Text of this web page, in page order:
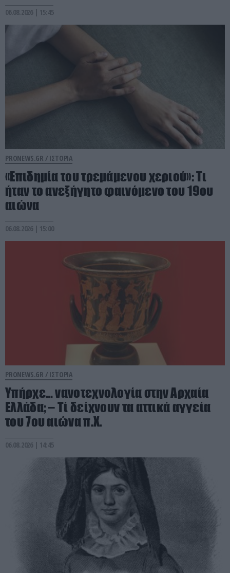
06.08.2026 | 15:45
PRONEWS.GR / ΙΣΤΟΡΙΑ
«Επιδημία του τρεμάμενου χεριού»: Τι
ήταν το ανεξήγητο φαινόμενο του 19ου
αιώνα
06.08.2026 | 15:00
PRONEWS.GR / ΙΣΤΟΡΙΑ
Υπήρχε… νανοτεχνολογία στην Αρχαία
Ελλάδα; – Τί δείχνουν τα αττικά αγγεία
του 7ου αιώνα π.Χ.
06.08.2026 | 14:45